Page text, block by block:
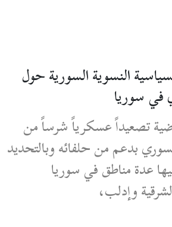
النسوية السورية حول
سوريا
تصعيداً عسكرياً شرساً من
بدعم من حلفائه وبالتحديد
عدة مناطق في سوريا
وإدلب،